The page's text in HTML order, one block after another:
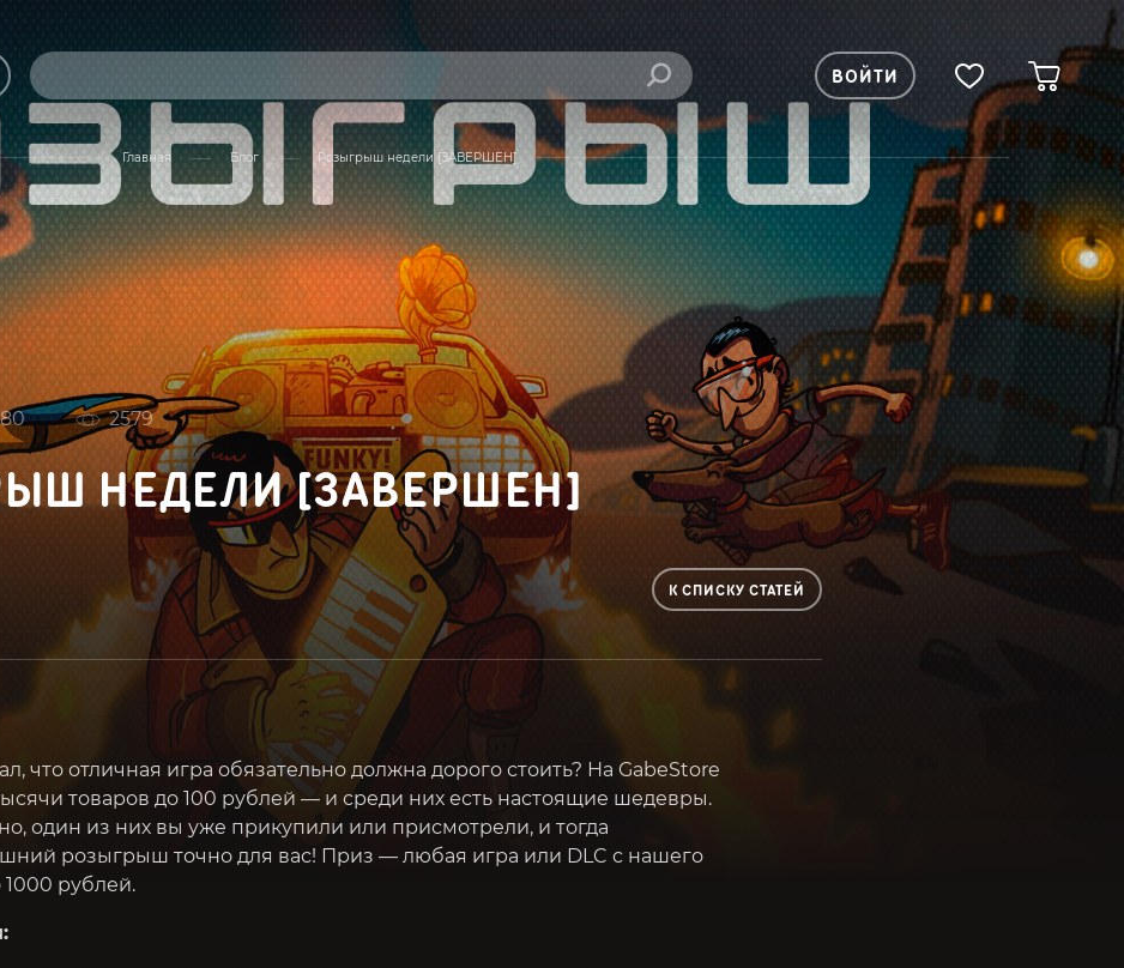
ВОЙТИ
Главная Блог Розыгрыш недели [ЗАВЕРШЕН]
80 2579
НЕДЕЛИ [ЗАВЕРШЕН]
К СПИСКУ СТАТЕЙ
что отличная игра обязательно должна дорого стоить? На GabeStore
товаров до 100 рублей — и среди них есть настоящие шедевры.
один из них вы уже прикупили или присмотрели, и тогда
розыгрыш точно для вас! Приз — любая игра или DLC с нашего
1000 рублей.